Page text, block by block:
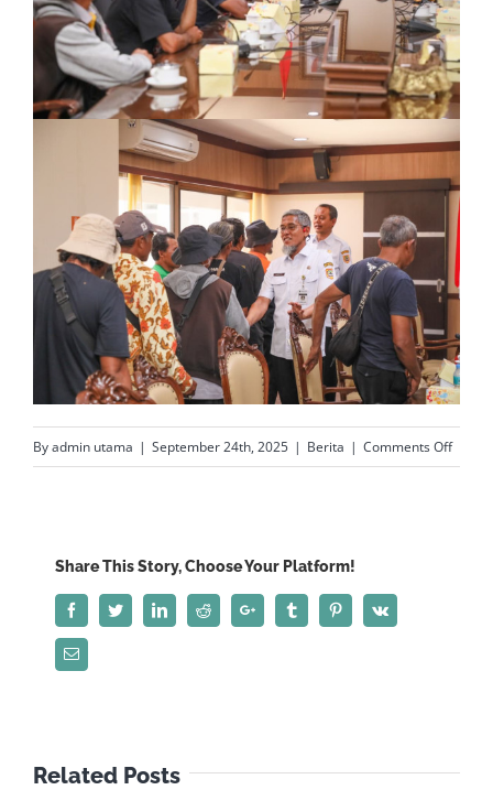
Byadmin utama | September 24th, 2025 | Berita | Comments Offon
Hari
Share This Story, Choose Your Platform!
FacebookTwitterLinkedInReddit Google+ Tumblr PinterestVk
Email
Related Posts